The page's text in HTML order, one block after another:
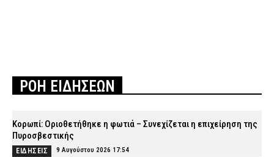
ΡΟΗ ΕΙΔΗΣΕΩΝ
Κορωπί: Οριοθετήθηκε η φωτιά – Συνεχίζεται η επιχείρηση της
Πυροσβεστικής
ΕΙΔΗΣΕΙΣ 9 Αυγούστου 2026 17:54